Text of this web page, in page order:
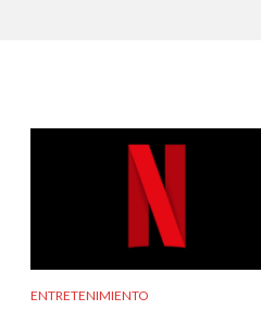
ENTRETENIMIENTO